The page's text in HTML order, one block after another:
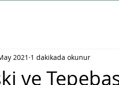
ve
2021 1 dakikada okunur